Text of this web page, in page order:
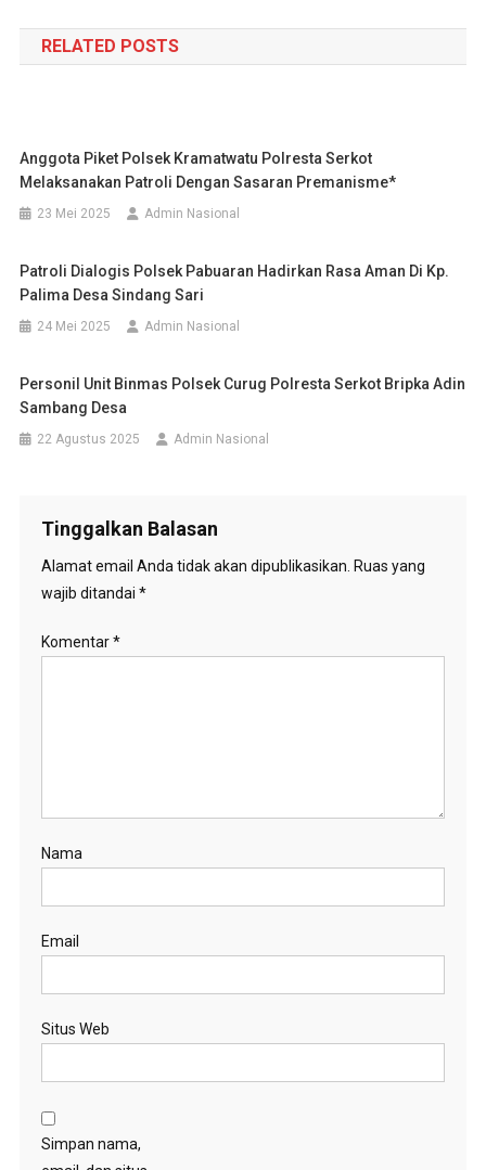
pos
RELATED POSTS
Anggota Piket Polsek Kramatwatu Polresta Serkot
Melaksanakan Patroli Dengan Sasaran Premanisme*
23 Mei 2025 Admin Nasional
Patroli Dialogis Polsek Pabuaran Hadirkan Rasa Aman Di Kp.
Palima Desa Sindang Sari
24 Mei 2025 Admin Nasional
Personil Unit Binmas Polsek Curug Polresta Serkot Bripka Adin
Sambang Desa
22 Agustus 2025 Admin Nasional
Tinggalkan Balasan
Alamat email Anda tidak akan dipublikasikan. Ruas yang
wajib ditandai *
Komentar*
Nama
Email
Situs Web
Simpan nama,